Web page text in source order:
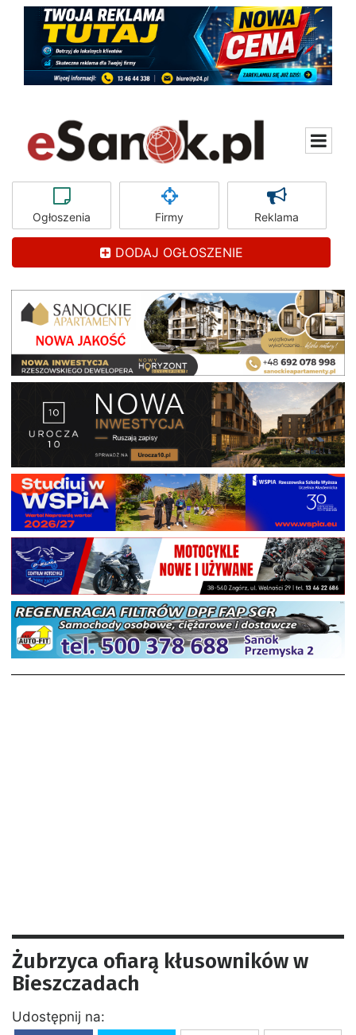
Ogłoszenia Firmy Reklama
DODAJ OGŁOSZENIE
Żubrzyca ofiarą kłusowników w
Bieszczadach
Udostępnij na: